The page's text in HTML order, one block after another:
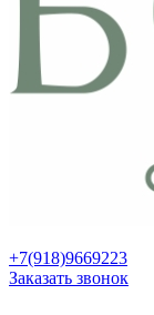
+7(918)9669223
Заказать звонок